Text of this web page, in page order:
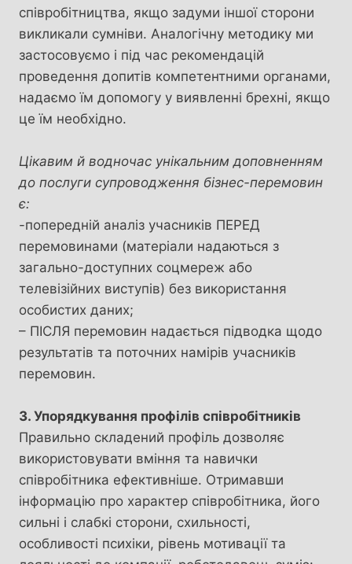
співробітництва, якщо задуми іншої сторони
викликали сумніви. Аналогічну методику ми
застосовуємо і під час рекомендацій
проведення допитів компетентними органами,
надаємо їм допомогу у виявленні брехні, якщо
це їм необхідно.
Цікавим й водночас унікальним доповненням
до послуги супроводження бізнес-перемовин
є:
-попередній аналіз учасників ПЕРЕД
перемовинами (матеріали надаються з
загально-доступних соцмереж або
телевізійних виступів) без використання
особистих даних;
– ПІСЛЯ перемовин надається підводка щодо
результатів та поточних намірів учасників
перемовин.
3. Упорядкування профілів співробітників
Правильно складений профіль дозволяє
використовувати вміння та навички
співробітника ефективніше. Отримавши
інформацію про характер співробітника, його
сильні і слабкі сторони, схильності,
особливості психіки, рівень мотивації та